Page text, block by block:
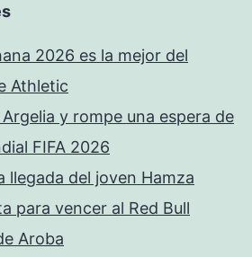
2026 es la mejor del
Athletic
y rompe una espera de
FIFA 2026
llegada del joven Hamza
para vencer al Red Bull
Aroba